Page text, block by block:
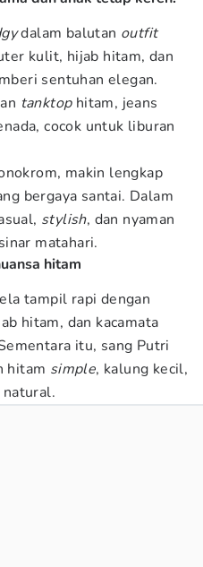
dalam balutan outfit
kulit, hijab hitam, dan
sentuhan elegan.
tanktop hitam, jeans
cocok untuk liburan
makin lengkap
bergaya santai. Dalam
stylish, dan nyaman
matahari.
hitam
tampil rapi dengan
hitam, dan kacamata
itu, sang Putri
hitam simple, kalung kecil,